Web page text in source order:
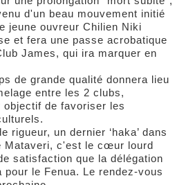
d'un beau mouvement initié
jeune ouvreur Chilien Niki
et fera une passe acrobatique
James, qui ira marquer en
de grande qualité donnera lieu
entre les 2 clubs,
objectif de favoriser les
rigueur, un dernier ‘haka’ dans
Mataveri, c'est le cœur lourd
satisfaction que la délégation
pour le Fenua. Le rendez-vous